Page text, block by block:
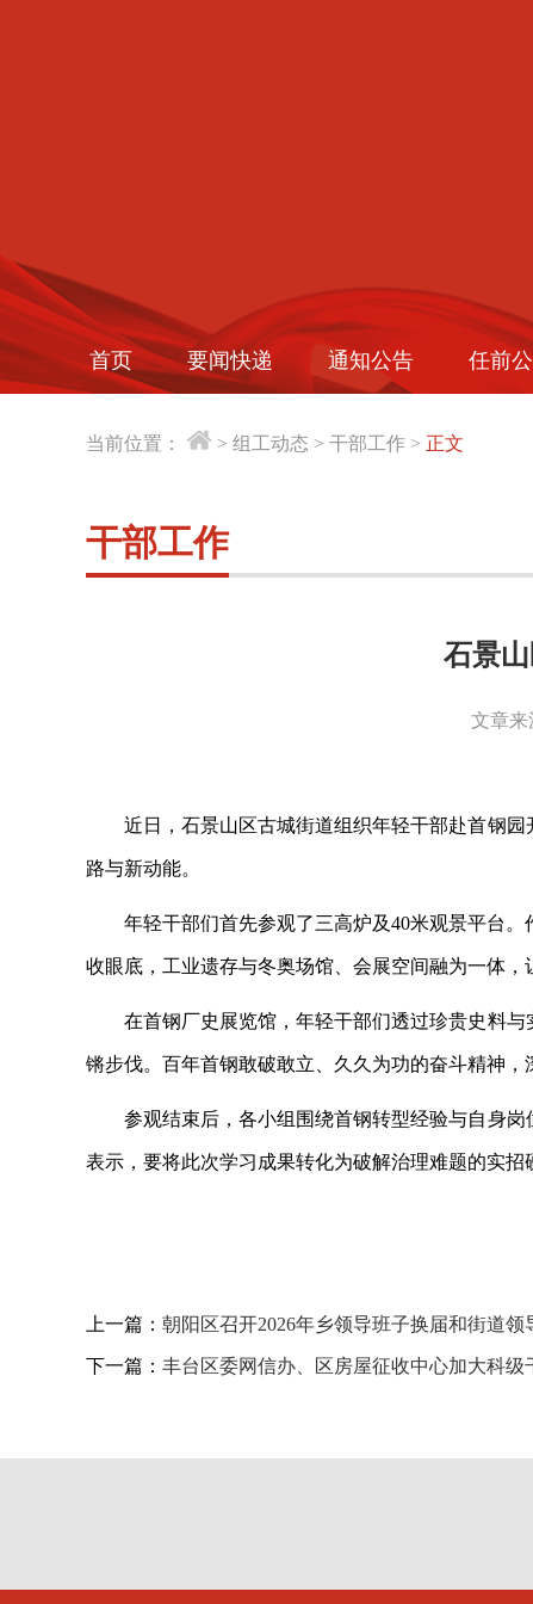
首页 要闻快递 通知公告 任前
当前位置： > 组工动态 > 干部工作 > 正文
干部工作
石景
文章
近日，石景山区古城街道组织年轻干部赴首钢园
路与新动能。
年轻干部们首先参观了三高炉及40米观景平台。
收眼底，工业遗存与冬奥场馆、会展空间融为一体
在首钢厂史展览馆，年轻干部们透过珍贵史料
锵步伐。百年首钢敢破敢立、久久为功的奋斗精神
参观结束后，各小组围绕首钢转型经验与自身
表示，要将此次学习成果转化为破解治理难题的实招
上一篇： 朝阳区召开2026年乡领导班子换届和街道
下一篇： 丰台区委网信办、区房屋征收中心加大科级